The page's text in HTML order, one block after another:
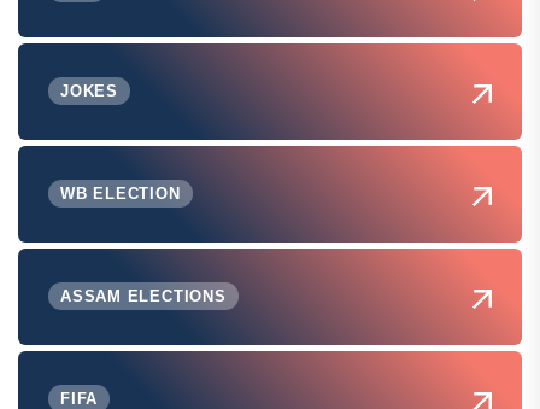
JOKES
WB ELECTION
ASSAM ELECTIONS
FIFA